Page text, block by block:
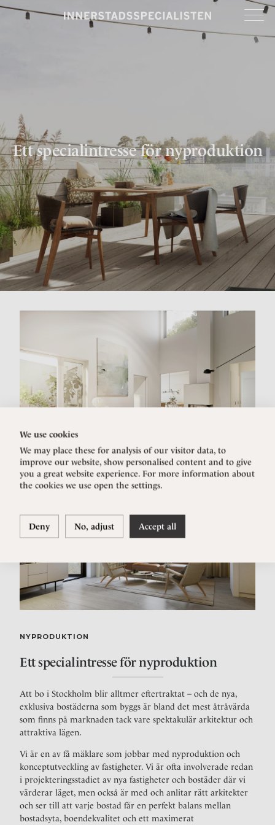
Ett specialintresse för nyproduktion
NYPRODUKTION
Ett specialintresse för nyproduktion
Att bo i Stockholm blir alltmer eftertraktat – och de nya,
exklusiva bostäderna som byggs är bland det mest åtråvärda
som finns på marknaden tack vare spektakulär arkitektur och
attraktiva lägen.
Vi är en av få mäklare som jobbar med nyproduktion och
konceptutveckling av fastigheter. Vi är ofta involverade redan
i projekteringsstadiet av nya fastigheter och bostäder där vi
värderar läget, men också är med och anlitar rätt arkitekter
och ser till att varje bostad får en perfekt balans mellan
bostadsyta, boendekvalitet och ett maximerat
We use cookies
We may place these for analysis of our visitor data, to
improve our website, show personalised content and to give
you a great website experience. For more information about
the cookies we use open the settings.
Deny No, adjust Accept all